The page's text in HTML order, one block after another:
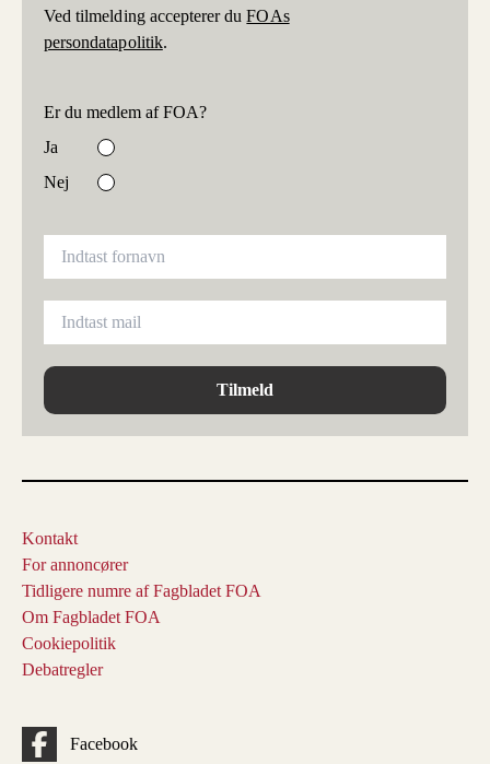
Ved tilmelding accepterer duFOAs
persondatapolitik.
Er du medlem af FOA?
Ja
Nej
Tilmeld
Kontakt
For annoncører
Tidligere numre af Fagbladet FOA
Om Fagbladet FOA
Cookiepolitik
Debatregler
Facebook